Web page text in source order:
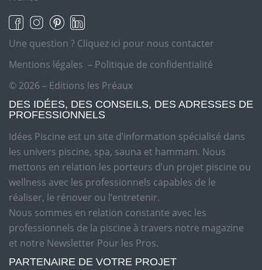
Une question ? Cliquez ici pour nous contacter
Mentions légales – Politique de confidentialité
© 2026 – Editions les Préaux
DES IDÉES, DES CONSEILS, DES ADRESSES DE
PROFESSIONNELS
Idées Piscine est un site d’information spécialisé dans
les univers piscine, spa, sauna et hammam. Nous
mettons en relation les porteurs d’un projet piscine ou
wellness avec les professionnels capables de le
réaliser, le rénover ou l’entretenir.
Nous sommes en relation constante avec les
professionnels de la piscine à travers notre magazine
et notre Newsletter Pour les Pros.
PARTENAIRE DE VOTRE PROJET